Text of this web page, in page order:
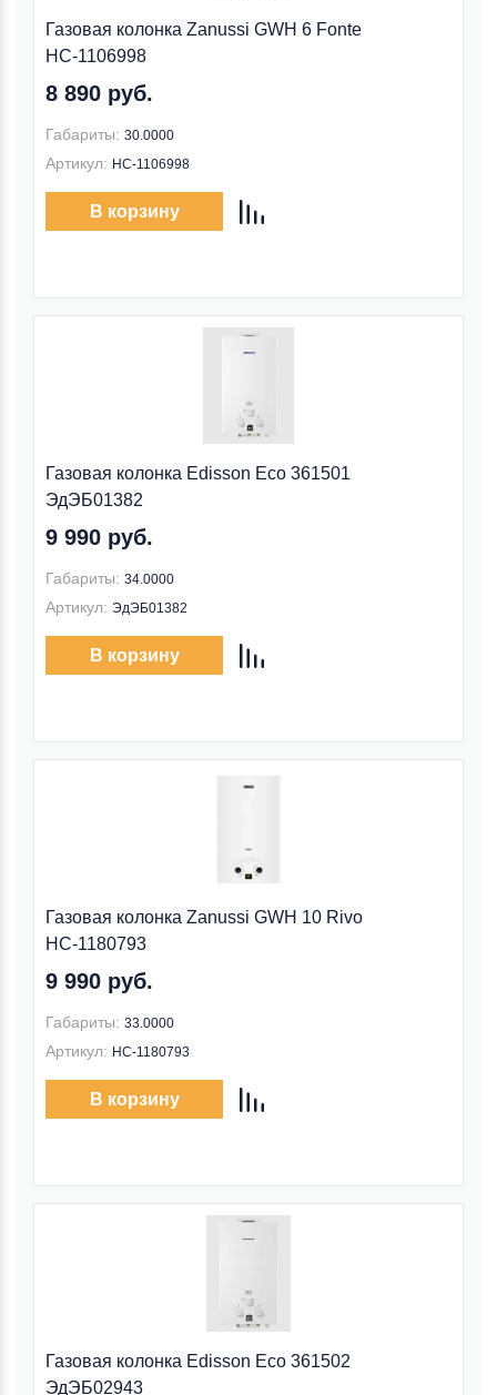
Газовая колонка Zanussi GWH 6 Fonte
НС-1106998
8 890 руб.
Габариты: 30.0000
Артикул: НС-1106998
В корзину
Газовая колонка Edisson Eco 361501
ЭдЭБ01382
9 990 руб.
Габариты: 34.0000
Артикул: ЭдЭБ01382
В корзину
Газовая колонка Zanussi GWH 10 Rivo
НС-1180793
9 990 руб.
Габариты: 33.0000
Артикул: НС-1180793
В корзину
Газовая колонка Edisson Eco 361502
ЭдЭБ02943